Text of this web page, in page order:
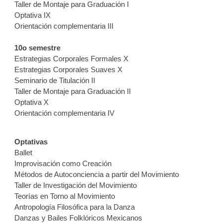
Taller de Montaje para Graduación I
Optativa IX
Orientación complementaria III
10o semestre
Estrategias Corporales Formales X
Estrategias Corporales Suaves X
Seminario de Titulación II
Taller de Montaje para Graduación II
Optativa X
Orientación complementaria IV
Optativas
Ballet
Improvisación como Creación
Métodos de Autoconciencia a partir del Movimiento
Taller de Investigación del Movimiento
Teorías en Torno al Movimiento
Antropología Filosófica para la Danza
Danzas y Bailes Folklóricos Mexicanos